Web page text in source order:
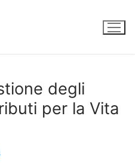
degli
per la Vita